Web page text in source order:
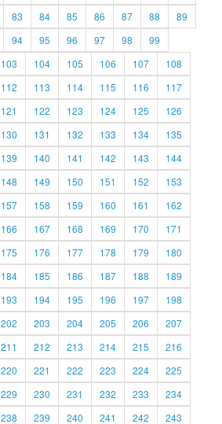
83 84 85 86 87 88
89
94 95 96 97 98
99
103 104 105 106 107
108
112 113 114 115 116
117
121 122 123 124 125
126
130 131 132 133 134
135
139 140 141 142 143
144
148 149 150 151 152
153
157 158 159 160 161
162
166 167 168 169 170
171
175 176 177 178 179
180
184 185 186 187 188
189
193 194 195 196 197
198
202 203 204 205 206
207
211 212 213 214 215
216
220 221 222 223 224
225
229 230 231 232 233
234
238 239 240 241 242 243